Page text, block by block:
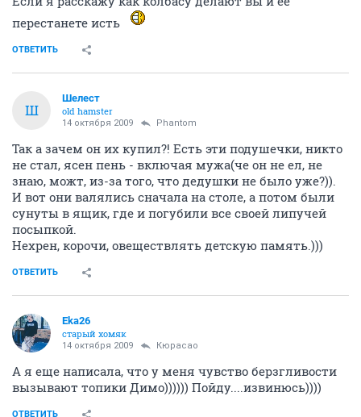
перестанете исть
ОТВЕТИТЬ
Ш
Шелест
old hamster
14 октября 2009 Phantom
Так а зачем он их купил?! Есть эти подушечки, никто
не стал, ясен пень - включая мужа(че он не ел, не
знаю, можт, из-за того, что дедушки не было уже?)).
И вот они валялись сначала на столе, а потом были
сунуты в ящик, где и погубили все своей липучей
посыпкой.
Нехрен, корочи, овеществлять детскую память.)))
ОТВЕТИТЬ
Eka26
старый хомяк
14 октября 2009 Кюрасао
А я еще написала, что у меня чувство берзгливости
вызывают топики Димо)))))) Пойду....извинюсь))))
ОТВЕТИТЬ